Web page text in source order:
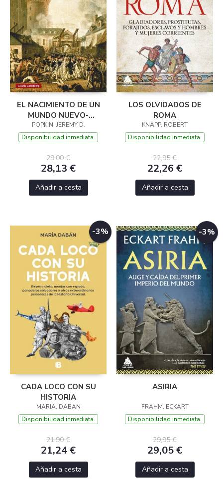
EL NACIMIENTO DE UN
MUNDO NUEVO-
RÚSTICA
POPKIN, JEREMY D.
Disponibilidad inmediata.
29,00 €
28,13 €
Añadir a cesta
LOS OLVIDADOS DE
ROMA
KNAPP, ROBERT
Disponibilidad inmediata.
22,95 €
22,26 €
Añadir a cesta
-3%
CADA LOCO CON SU
HISTORIA
MARIA, DABAN
Disponibilidad inmediata.
21,90 €
21,24 €
Añadir a cesta
-3%
ASIRIA
FRAHM, ECKART
Disponibilidad inmediata.
29,95 €
29,05 €
Añadir a cesta